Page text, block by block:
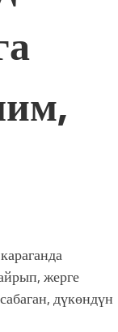
жерге
дүкөндүн